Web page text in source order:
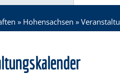
» Hohensachsen »